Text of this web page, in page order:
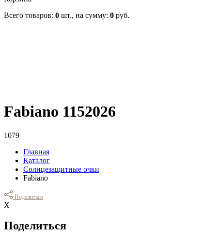
Всего товаров: 0 шт., на сумму: 0 руб.
Fabiano 1152026
1079
Главная
Каталог
Солнцезащитные очки
Fabiano
Поделиться
Х
Поделиться